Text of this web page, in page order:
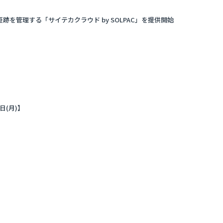
を管理する「サイテカクラウド by SOLPAC」を提供開始
(月)】